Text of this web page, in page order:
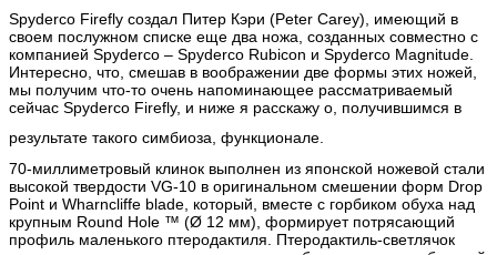
Spyderco Firefly создал Питер Кэри (Peter Carey), имеющий в
своем послужном списке еще два ножа, созданных совместно с
компанией Spyderco – Spyderco Rubicon и Spyderco Magnitude.
Интересно, что, смешав в воображении две формы этих ножей,
мы получим что-то очень напоминающее рассматриваемый
сейчас Spyderco Firefly, и ниже я расскажу о, получившимся в
результате такого симбиоза, функционале.
70-миллиметровый клинок выполнен из японской ножевой стали
высокой твердости VG-10 в оригинальном смешении форм Drop
Point и Wharncliffe blade, который, вместе с горбиком обуха над
крупным Round Hole ™ (Ø 12 мм), формирует потрясающий
профиль маленького птеродактиля. Птеродактиль-светлячок